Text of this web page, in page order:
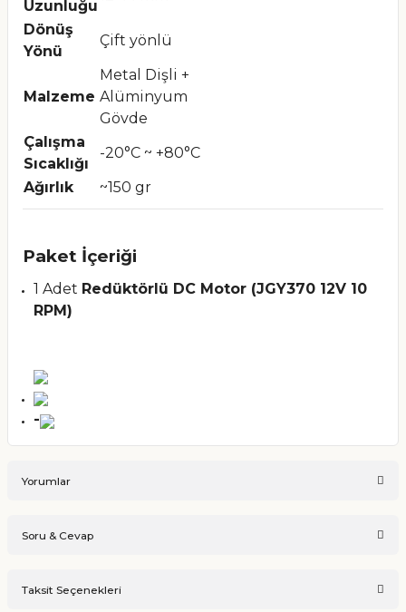
Uzunluğu
Dönüş
Yönü
Çift yönlü
Malzeme
Metal Dişli +
Alüminyum
Gövde
Çalışma
Sıcaklığı
-20°C ~ +80°C
Ağırlık
~150 gr
Paket İçeriği
1 Adet Redüktörlü DC Motor (JGY370 12V 10
RPM)
-
Yorumlar
Soru & Cevap
Taksit Seçenekleri